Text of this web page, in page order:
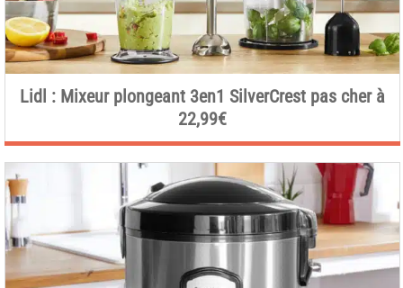
Lidl : Mixeur plongeant 3en1 SilverCrest pas cher à
22,99€